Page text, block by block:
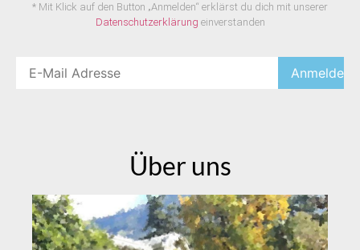
* Mit Klick auf den Button „Anmelden“ erklärst du dich mit unserer
Datenschutzerklärung einverstanden
Über uns